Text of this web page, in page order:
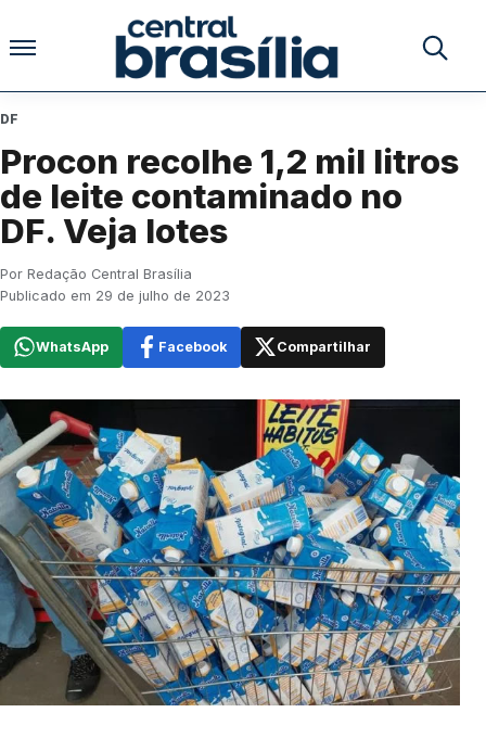
Pular para o conteúdo
Buscar
DF
Procon recolhe 1,2 mil litros
de leite contaminado no
DF. Veja lotes
Por Redação Central Brasília
Publicado em 29 de julho de 2023
WhatsApp Facebook Compartilhar